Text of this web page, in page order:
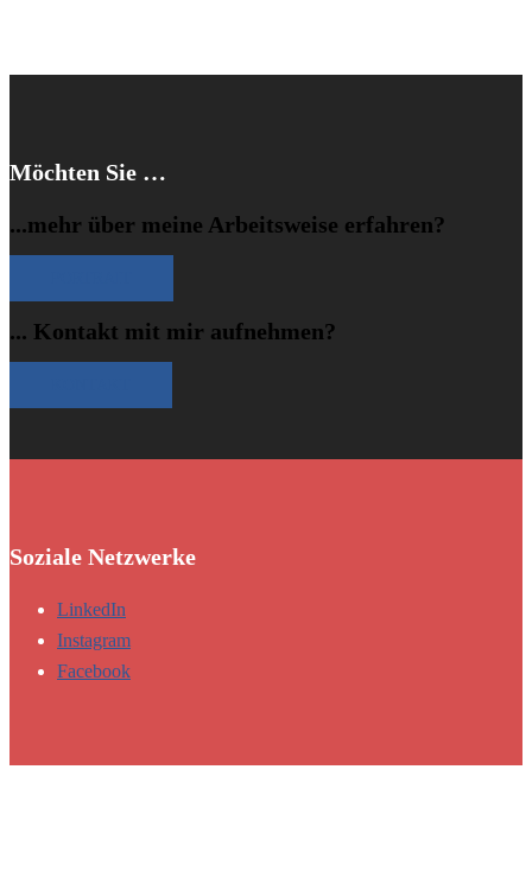
Möchten Sie …
...mehr über meine Arbeitsweise erfahren?
... Kontakt mit mir aufnehmen?
Soziale Netzwerke
LinkedIn
Instagram
Facebook